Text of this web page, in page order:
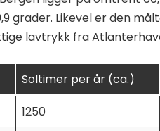
grader. Likevel er den
lavtrykk fra
Soltimer per år (ca.)
1250